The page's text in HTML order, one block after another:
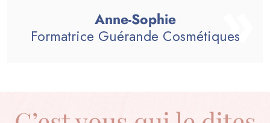
Anne-Sophie
Formatrice Guérande Cosmétiques